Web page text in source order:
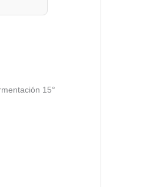
15°